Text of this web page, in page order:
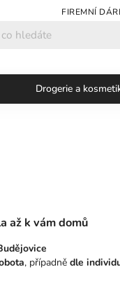
FIREMNÍ
Drogerie a
až k vám domů
, případně dle